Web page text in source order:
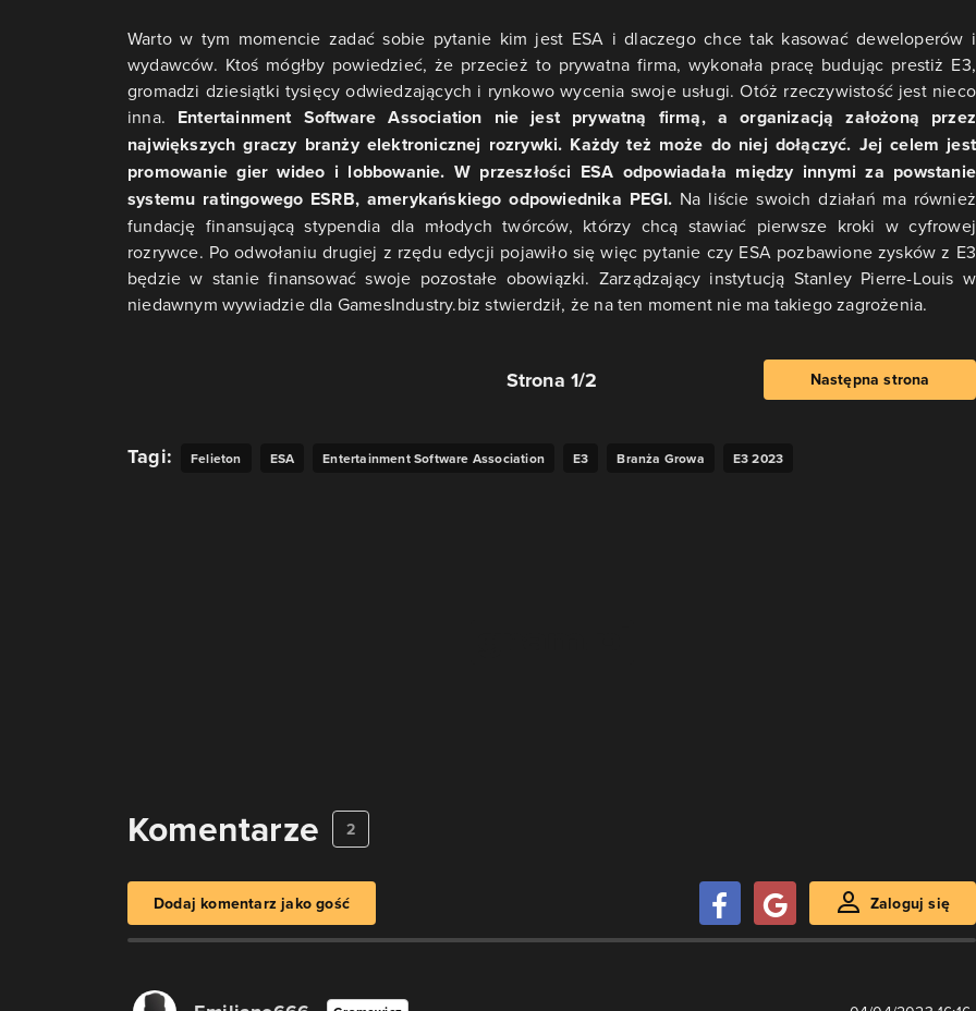
Warto w tym momencie zadać sobie pytanie kim jest ESA i dlaczego chce tak kasować deweloperów i
wydawców. Ktoś mógłby powiedzieć, że przecież to prywatna firma, wykonała pracę budując prestiż E3,
gromadzi dziesiątki tysięcy odwiedzających i rynkowo wycenia swoje usługi. Otóż rzeczywistość jest nieco
inna. Entertainment Software Association nie jest prywatną firmą, a organizacją założoną przez
największych graczy branży elektronicznej rozrywki. Każdy też może do niej dołączyć. Jej celem jest
promowanie gier wideo i lobbowanie. W przeszłości ESA odpowiadała między innymi za powstanie
systemu ratingowego ESRB, amerykańskiego odpowiednika PEGI. Na liście swoich działań ma również
fundację finansującą stypendia dla młodych twórców, którzy chcą stawiać pierwsze kroki w cyfrowej
rozrywce. Po odwołaniu drugiej z rzędu edycji pojawiło się więc pytanie czy ESA pozbawione zysków z E3
będzie w stanie finansować swoje pozostałe obowiązki. Zarządzający instytucją Stanley Pierre-Louis w
niedawnym wywiadzie dla GamesIndustry.biz stwierdził, że na ten moment nie ma takiego zagrożenia.
Strona 1/2 Następna strona
Tagi: Felieton ESA Entertainment Software Association E3 Branża Growa E3 2023
Komentarze 2
Dodaj komentarz jako gość Zaloguj się